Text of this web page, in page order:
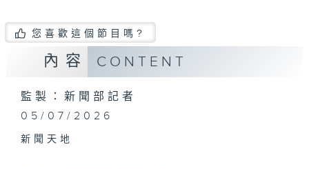
您喜歡這個節目嗎?
內容 CONTENT
監製：新聞部記者
05/07/2026
新聞天地